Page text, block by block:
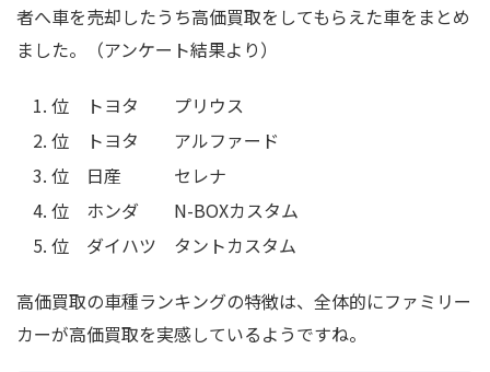
者へ車を売却したうち高価買取をしてもらえた車をまとめ
ました。（アンケート結果より）
位 トヨタ プリウス
位 トヨタ アルファード
位 日産 セレナ
位 ホンダ N-BOXカスタム
位 ダイハツ タントカスタム
高価買取の車種ランキングの特徴は、全体的にファミリー
カーが高価買取を実感しているようですね。